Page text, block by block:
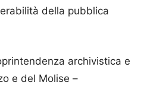
della pubblica
archivistica e
e del Molise –